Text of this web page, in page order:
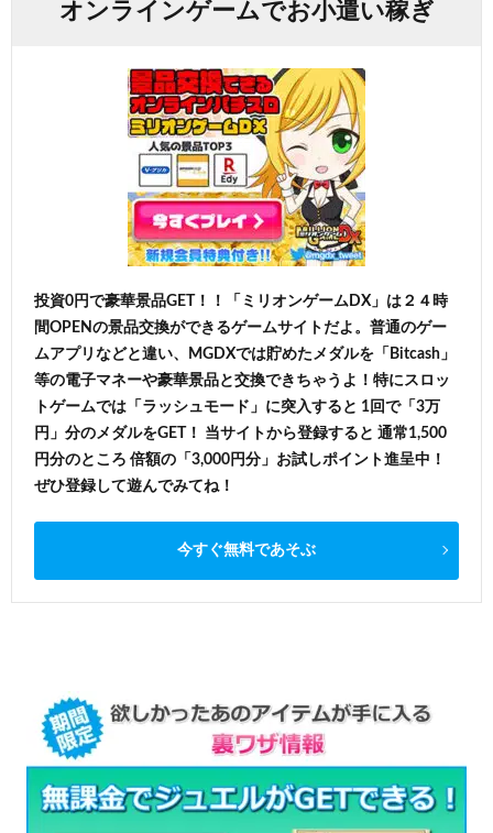
オンラインゲームでお小遣い稼ぎ
投資0円で豪華景品GET！！「ミリオンゲームDX」は２４時
間OPENの景品交換ができるゲームサイトだよ。普通のゲー
ムアプリなどと違い、MGDXでは貯めたメダルを「Bitcash」
等の電子マネーや豪華景品と交換できちゃうよ！特にスロッ
トゲームでは「ラッシュモード」に突入すると 1回で「3万
円」分のメダルをGET！ 当サイトから登録すると 通常1,500
円分のところ 倍額の「3,000円分」お試しポイント進呈中！
ぜひ登録して遊んでみてね！
今すぐ無料であそぶ